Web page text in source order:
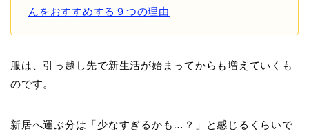
んをおすすめする９つの理由
服は、引っ越し先で新生活が始まってからも増えていくも
のです。
新居へ運ぶ分は「少なすぎるかも…？」と感じるくらいで